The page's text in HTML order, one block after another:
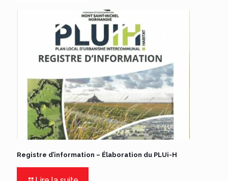
Registre d’information – Élaboration du PLUi-H